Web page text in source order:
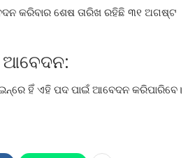
କରିବାର ଶେଷ ତାରିଖ ରହିଛି ୩୧ ଅଗଷ୍ଟ
ହିଁ ଏହି ପଦ ପାଇଁ ଆବେଦନ କରିପାରିବେ।